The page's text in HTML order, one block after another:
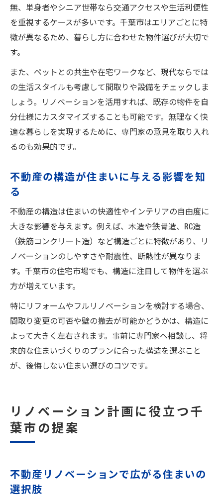
無、単身者やシニア世帯なら交通アクセスや生活利便性
を重視するケースが多いです。千葉市はエリアごとに特
徴が異なるため、暮らし方に合わせた物件選びが大切で
す。
また、ペットとの共生や在宅ワークなど、現代ならでは
の生活スタイルも考慮して間取りや設備をチェックしま
しょう。リノベーションを活用すれば、既存の物件を自
分仕様にカスタマイズすることも可能です。無理なく快
適な暮らしを実現するために、専門家の意見を取り入れ
るのも効果的です。
不動産の構造が住まいに与える影響を知
る
不動産の構造は住まいの快適性やインテリアの自由度に
大きな影響を与えます。例えば、木造や鉄骨造、RC造
（鉄筋コンクリート造）など構造ごとに特徴があり、リ
ノベーションのしやすさや耐震性、断熱性が異なりま
す。千葉市の住宅市場でも、構造に注目して物件を選ぶ
方が増えています。
特にリフォームやフルリノベーションを検討する場合、
間取り変更の可否や壁の撤去が可能かどうかは、構造に
よって大きく左右されます。事前に専門家へ相談し、将
来的な住まいづくりのプランに合った構造を選ぶこと
が、後悔しない住まい選びのコツです。
リノベーション計画に役立つ千
葉市の提案
不動産リノベーションで広がる住まいの
選択肢